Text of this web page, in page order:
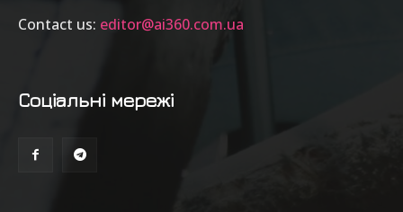
Contact us: editor@ai360.com.ua
Соціальні мережі